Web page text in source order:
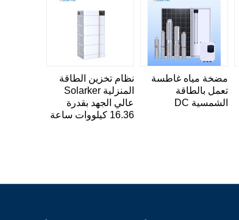
مضخة مياه غاطسة
تعمل بالطاقة
الشمسية DC
نظام تخزين الطاقة
المنزلية Solarker
عالي الجهد بقدرة
16.36 كيلووات ساعة